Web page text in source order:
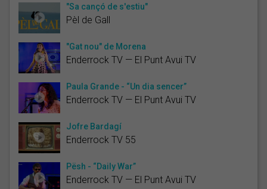
"Sa cançó de s'estiu"
Pèl de Gall
"Gat nou" de Morena
Enderrock TV — El Punt Avui TV
Paula Grande - “Un dia sencer”
Enderrock TV — El Punt Avui TV
Jofre Bardagí
Enderrock TV 55
Pësh - “Daily War”
Enderrock TV — El Punt Avui TV